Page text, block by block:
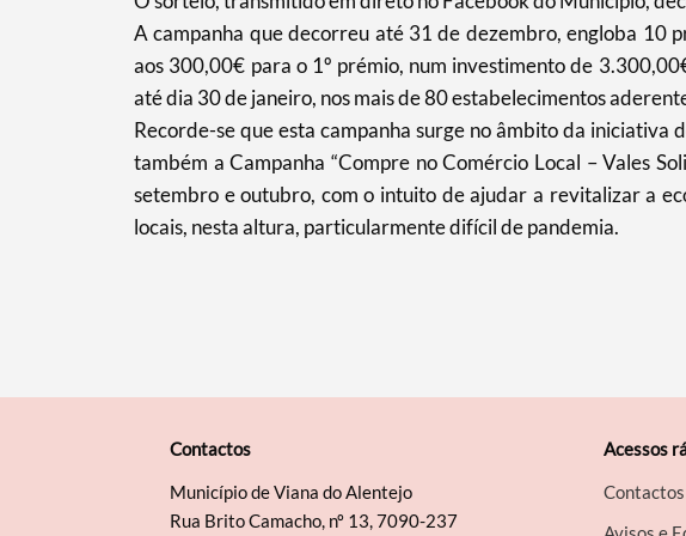
A campanha que decorreu até 31 de dezembro, engloba 10
aos 300,00€ para o 1º prémio, num investimento de
até dia 30 de janeiro, nos mais de 80 estabelecimentos
Recorde-se que esta campanha surge no âmbito da iniciativa
também a Campanha “Compre no Comércio Local – Vales
setembro e outubro, com o intuito de ajudar a revitalizar a
locais, nesta altura, particularmente difícil de pandemia.
Contactos
Município de Viana do Alentejo
Rua Brito Camacho, nº 13, 7090-237
Acessos